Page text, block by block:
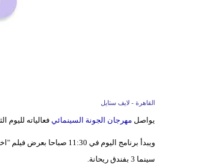
القاهرة - لايف ستايل
يواصل مهرجان الجونة السينمائيفعالياته لليوم
سينما 3 بفندق ريحانة.